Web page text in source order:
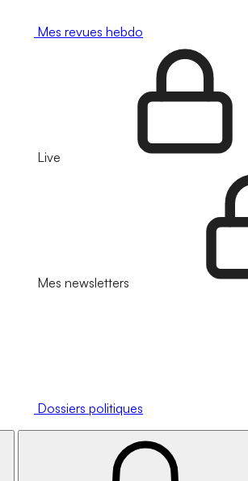
Mes revues hebdo
Live
Mes newsletters
Dossiers politiques